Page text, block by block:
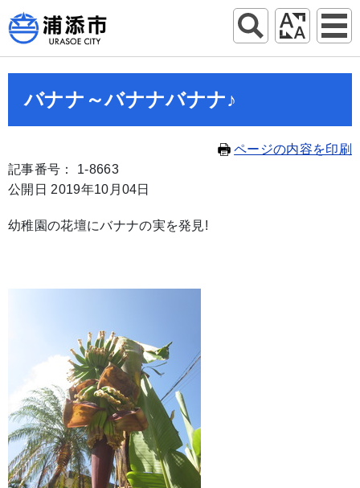
バナナ～バナナバナナ♪
ページの内容を印刷
記事番号： 1-8663
公開日 2019年10月04日
幼稚園の花壇にバナナの実を発見!